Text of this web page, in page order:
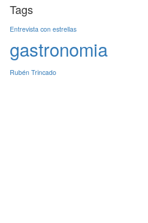
Tags
Entrevista con estrellas
gastronomia
Rubén Trincado